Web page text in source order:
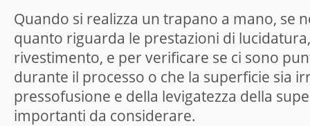
Quando si realizza un trapano a mano, se
quanto riguarda le prestazioni di
rivestimento, e per verificare se ci sono
durante il processo o che la superficie sia
pressofusione e della levigatezza della
importanti da considerare.